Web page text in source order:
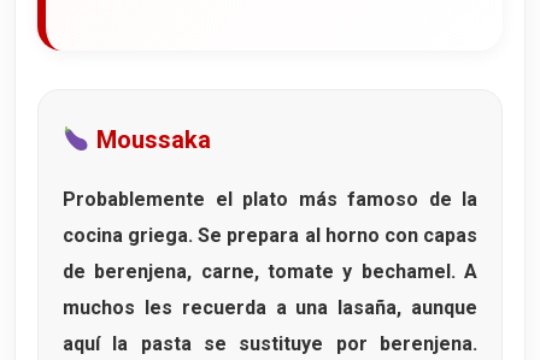
Moussaka
Probablemente el plato más famoso de la
cocina griega. Se prepara al horno con capas
de berenjena, carne,tomate y bechamel . A
muchos les recuerda a una lasaña, aunque
aquí la pasta se sustituye por berenjena.